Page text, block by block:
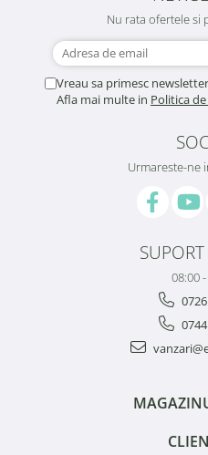
Nu rata ofertele si
Vreau sa primesc
Afla mai multe in Politica
Urmareste-ne
08:00